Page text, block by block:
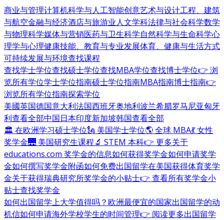
商业与管理计算机科学与人工智能创意艺术与设计工程、建筑
与航空金融与经济酒店与旅游业人文学科法律与社会科学数学
与物理科学媒体与营销医药与卫生科学自然科学与生命科学心
理学与心理健康技能、教育与专业发展体育、健康与生活方式
可持续发展与环境查找课程
查找学士学位查找硕士学位查找MBA学位查找博士学位👉 浏
览所有学位学士学位指南硕士学位指南MBA指南博士指南👉
浏览所有学位指南探索学位
美國英国德国意大利法国西班牙奥地利波兰希腊罗马尼亚匈牙
利查看全部中国日本印度新加坡韩国查看全部
🏛 在欧洲学习硕士学位🗽 美国学士学位🌎 全球 MBA💃 女性
奖学金🌉 美国研究生课程🔬 STEM 本科👉 更多关于
educations.com 奖学金的信息如何获得奖学金如何申请奖学
金如何撰写奖学金附函如何免费出国留学在美国获得体育奖学
金关于获得瑞典研究所奖学金的小贴士👉 查看所有奖学金小
贴士查找奖学金
如何出国留学上大学值得吗？ 欧洲最便宜的国家出国留学的动
机信如何申请海外学校学生的时间管理👉 阅读更多出国留学